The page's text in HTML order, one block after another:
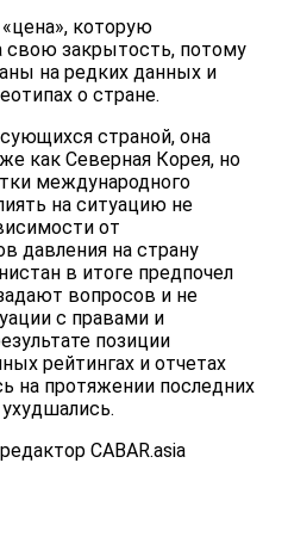
которую
свою закрытость, потому
на редких данных и
о стране.
страной, она
как Северная Корея, но
международного
на ситуацию не
от
давления на страну
в итоге предпочел
вопросов и не
с правами и
позиции
рейтингах и отчетах
на протяжении последних
CABAR.asia